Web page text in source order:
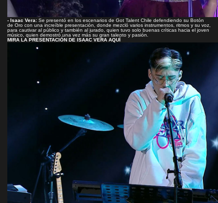
- Isaac Vera: Se presentó en los escenarios de Got Talent Chile defendiendo su Botón
de Oro con una increíble presentación, donde mezcló varios instrumentos, ritmos y su voz,
para cautivar al público y también al jurado, quien tuvo solo buenas críticas hacia el joven
músico, quien demostró una vez más su gran talento y pasión.
MIRA LA PRESENTACIÓN DE ISAAC VERA AQUÍ